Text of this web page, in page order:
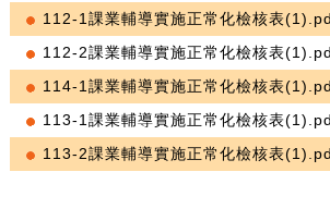
112-1課業輔導實施正常化檢核表
112-2課業輔導實施正常化檢核表
114-1課業輔導實施正常化檢核表
113-1課業輔導實施正常化檢核表
113-2課業輔導實施正常化檢核表